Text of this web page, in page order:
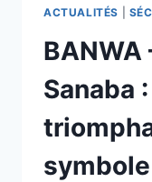
ACTUALITÉS
BANWA
Sanaba